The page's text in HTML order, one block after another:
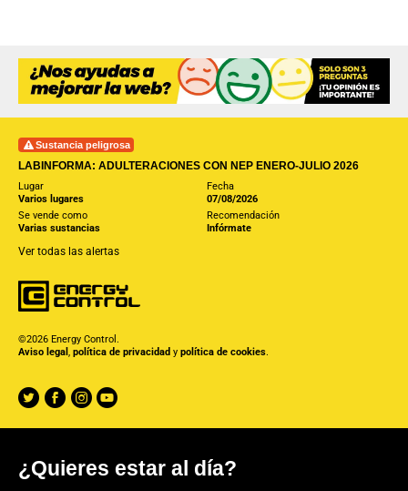
Sustancia peligrosa
LABINFORMA: ADULTERACIONES CON NEP ENERO-JULIO 2026
Lugar
Varios lugares
Fecha
07/08/2026
Se vende como
Varias sustancias
Recomendación
Infórmate
Ver todas las alertas
©2026 Energy Control.
Aviso legal , política de privacidad y política de cookies.
¿Quieres estar al día?